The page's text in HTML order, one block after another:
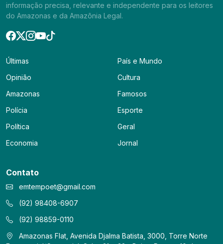
informação precisa, relevante e independente para os leitores
do Amazonas e da Amazônia Legal.
Últimas
Opinião
Amazonas
Polícia
Política
Economia
País e Mundo
Cultura
Famosos
Esporte
Geral
Jornal
Contato
emtempoet@gmail.com
(92) 98408-6907
(92) 98859-0110
Amazonas Flat, Avenida Djalma Batista, 3000, Torre Norte